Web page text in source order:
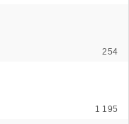
254
1 195